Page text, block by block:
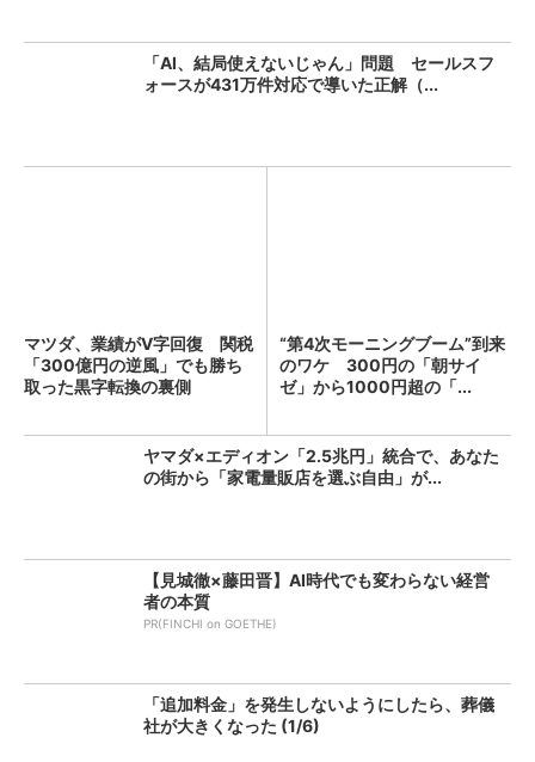
「AI、結局使えないじゃん」問題 セールスフ
ォースが431万件対応で導いた正解（...
マツダ、業績がV字回復 関税
「300億円の逆風」でも勝ち
取った黒字転換の裏側
“第4次モーニングブーム”到来
のワケ 300円の「朝サイ
ゼ」から1000円超の「...
ヤマダ×エディオン「2.5兆円」統合で、あなた
の街から「家電量販店を選ぶ自由」が...
【見城徹×藤田晋】AI時代でも変わらない経営
者の本質
PR(FINCHI on GOETHE)
「追加料金」を発生しないようにしたら、葬儀
社が大きくなった (1/6)